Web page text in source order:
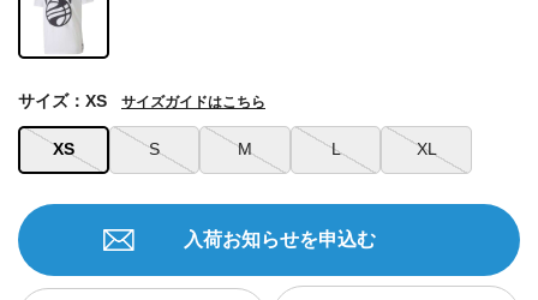
XS S M L XL
サイズ：XS サイズガイドはこちら
入荷お知らせを申込む